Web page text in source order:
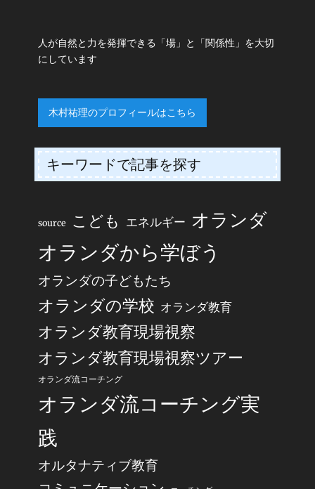
人が自然と力を発揮できる「場」と「関係性」を大切
にしています
木村祐理のプロフィールはこちら
キーワードで記事を探す
source こども エネルギー オランダ
オランダから学ぼう
オランダの子どもたち
オランダの学校 オランダ教育
オランダ教育現場視察
オランダ教育現場視察ツアー
オランダ流コーチング
オランダ流コーチング実
践
オルタナティブ教育